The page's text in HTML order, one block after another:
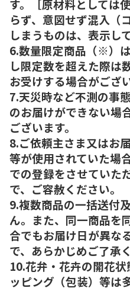
す。［原材料としては
らず、意図せず混入（
しまうものは、表示し
6.数量限定商品（※）
し限定数を超えた際は
お受けする場合がござい
7.天災時など不測の事
のお届けができない場
ございます。
8.ご依頼主さま又はお
等が使用されていた場
での登録をさせていた
で、ご容赦ください。
9.複数商品の一括送付
ん。また、同一商品を
合でもお届け日が異な
で、あらかじめご了承
10.花弁・花卉の開花
ッピング（包装）等は